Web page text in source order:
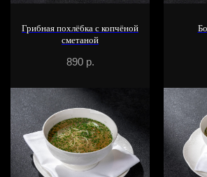
Грибная похлёбка с копчёной
сметаной
890 р.